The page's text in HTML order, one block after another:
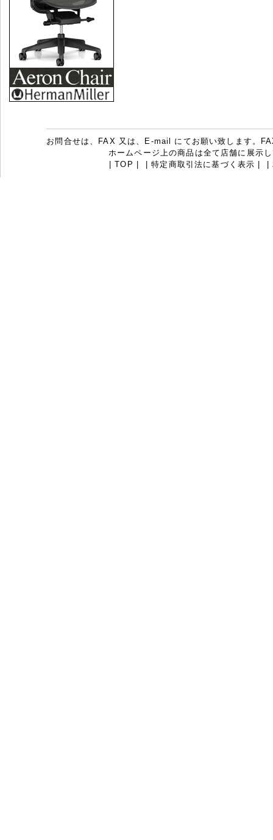
お問合せは、FAX 又は、E-mail にてお願い致します。
ホームページ上の商品は全て店舗に展示
|TOP |特定商取引法に基づく表示 |